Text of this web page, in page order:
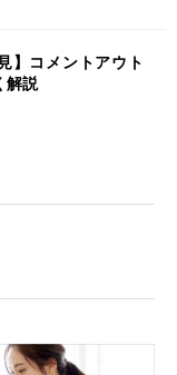
】コメントアウト
解説